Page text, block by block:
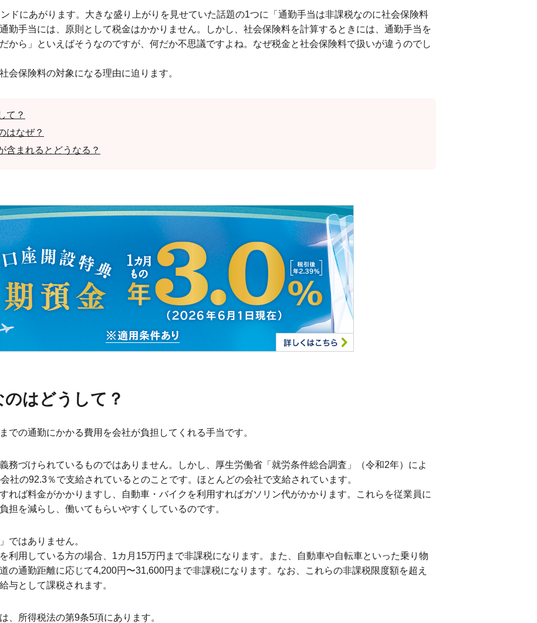
ドにあがります。大きな盛り上がりを見せていた話題の1つに「通勤手当は非課税なのに社会保険料
勤手当には、原則として税金はかかりません。しかし、社会保険料を計算するときには、通勤手当を
から」といえばそうなのですが、何だか不思議ですよね。なぜ税金と社会保険料で扱いが違うのでし
会保険料の対象になる理由に迫ります。
て？
はなぜ？
含まれるとどうなる？
はどうして？
での通勤にかかる費用を会社が負担してくれる手当です。
務づけられているものではありません。しかし、厚生労働省「就労条件総合調査」（令和2年）によ
社の92.3％で支給されているとのことです。ほとんどの会社で支給されています。
れば料金がかかりますし、自動車・バイクを利用すればガソリン代がかかります。これらを従業員に
担を減らし、働いてもらいやすくしているのです。
ではありません。
利用している方の場合、1カ月15万円まで非課税になります。また、自動車や自転車といった乗り物
の通勤距離に応じて4,200円〜31,600円まで非課税になります。なお、これらの非課税限度額を超え
与として課税されます。
、所得税法の第9条5項にあります。